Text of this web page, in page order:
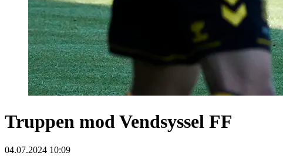
Truppen mod Vendsyssel FF
04.07.2024 10:09